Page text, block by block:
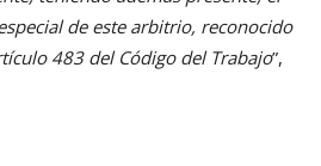
de este arbitrio, reconocido
483 del Código del Trabajo”,